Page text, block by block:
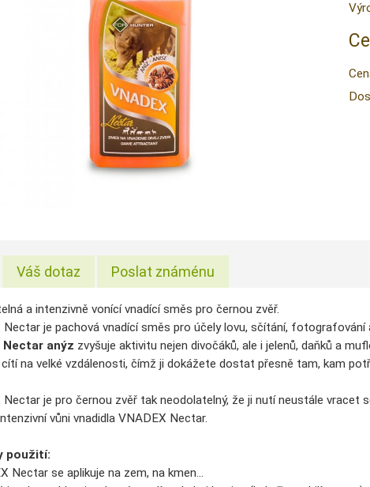
Váš dotaz Poslat známénu
a intenzivně vonící vnadící směs pro černou zvěř.
Nectar je pachová vnadící směs pro účely lovu, sčítání, fotografování
Nectar anýz zvyšuje aktivitu nejen divočáků, ale i jelenů, daňků a
cítí na velké vzdálenosti, čímž ji dokážete dostat přesně tam, kam
Nectar je pro černou zvěř tak neodolatelný, že ji nutí neustále vracet
vůni vnadidla VNADEX Nectar.
použití:
Nectar se aplikuje na zem, na kmen...